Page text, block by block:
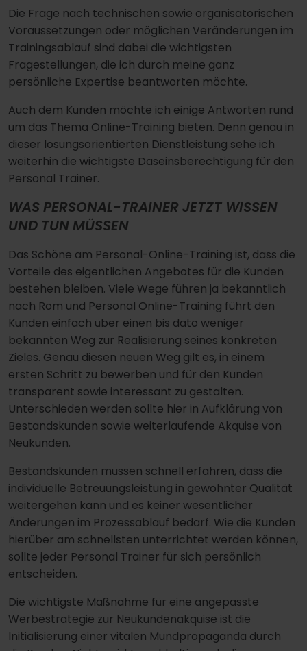
Die Frage nach technischen sowie organisatorischen
Voraussetzungen oder möglichen Veränderungen im
Trainingsablauf sind dabei die wichtigsten
Fragestellungen, die ich durch meine ganz
persönliche Expertise beantworten möchte.
Auch dem Kunden möchte ich einige Antworten rund
um das Thema Online-Training bieten. Denn genau in
dieser lösungsorientierten Dienstleistung sehe ich
weiterhin die wichtigste Daseinsberechtigung für den
Personal Trainer.
WAS PERSONAL-TRAINER JETZT WISSEN
UND TUN MÜSSEN
Das Schöne am Personal-Online-Training ist, dass die
Vorteile des eigentlichen Angebotes für die Kunden
bestehen bleiben. Viele Wege führen ja bekanntlich
nach Rom und Personal Online-Training führt den
Kunden einfach über einen bis dato weniger
bekannten Weg zur Realisierung seines konkreten
Zieles. Genau diesen neuen Weg gilt es, in einem
ersten Schritt zu bewerben und für den Kunden
transparent sowie interessant zu gestalten.
Unterschieden werden sollte hier in Aufklärung von
Bestandskunden sowie weiterlaufende Akquise von
Neukunden.
Bestandskunden müssen schnell erfahren, dass die
individuelle Betreuungsleistung in gewohnter Qualität
weitergehen kann und es keiner wesentlicher
Änderungen im Prozessablauf bedarf. Wie die Kunden
hierüber am schnellsten unterrichtet werden können,
sollte jeder Personal Trainer für sich persönlich
entscheiden.
Die wichtigste Maßnahme für eine angepasste
Werbestrategie zur Neukundenakquise ist die
Initialisierung einer vitalen Mundpropaganda durch